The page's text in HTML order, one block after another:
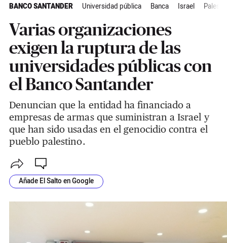
BANCO SANTANDER Universidad pública Banca Israel
Varias organizaciones
exigen la ruptura de las
universidades públicas con
el Banco Santander
Denuncian que la entidad ha financiado a
empresas de armas que suministran a Israel y
que han sido usadas en el genocidio contra el
pueblo palestino.
Añade El Salto en Google